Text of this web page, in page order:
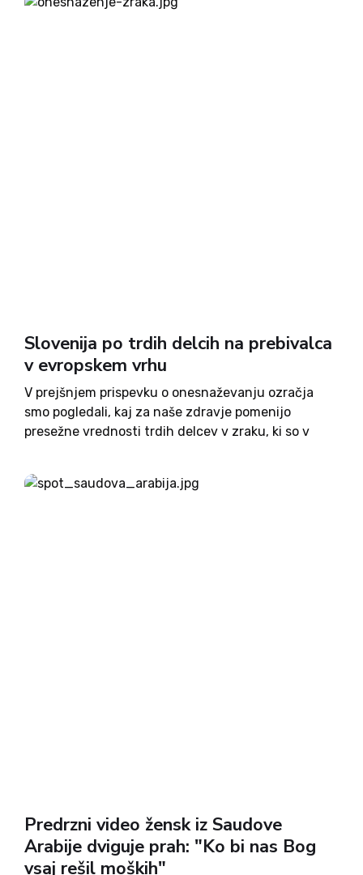
generacijo Y, oziroma milenijci,...
Slovenija po trdih delcih na prebivalca
v evropskem vrhu
V prejšnjem prispevku o onesnaževanju ozračja
smo pogledali, kaj za naše zdravje pomenijo
presežne vrednosti trdih delcev v zraku, ki so v
zanimalo kako onesnažen je zrak v Sloveniji v
primerjavi z...
Predrzni video žensk iz Saudove
Arabije dviguje prah: "Ko bi nas Bog
vsaj rešil moških"